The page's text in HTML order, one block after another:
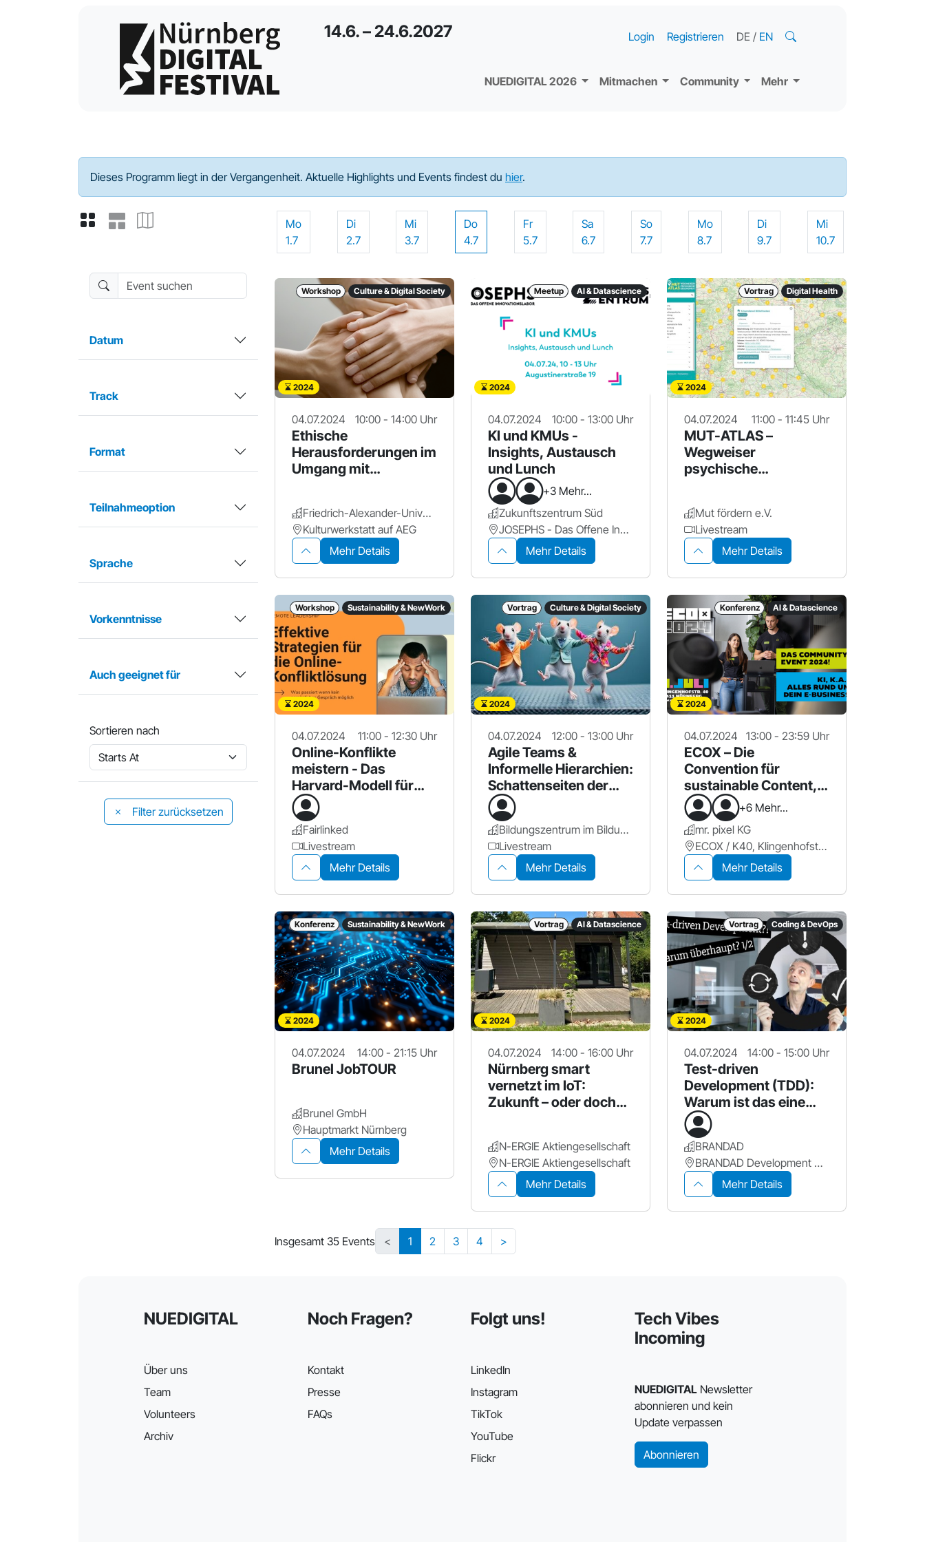
14.6. – 24.6.2027
NUEDIGITAL 2026 Mitmachen Community Mehr
Login Registrieren DE / EN
Programm - 2024
Dieses Programm liegt in der Vergangenheit. Aktuelle Highlights und Events findest du hier.
Event suchen
Datum
Track
Format
Teilnahmeoption
Sprache
Vorkenntnisse
Auch geeignet für
Sortieren nach
Filter zurücksetzen
Mo
1.7
Di
2.7
Mi
3.7
Do
4.7
Fr
5.7
Sa
6.7
So
7.7
Mo
8.7
Di
9.7
Mi
10.7
Workshop Culture & Digital Society
2024
04.07.2024 10:00 - 14:00 Uhr
Ethische
Herausforderungen im
Umgang mit
Friedrich-Alexander-Universität Erlangen-Nürnberg.
Kulturwerkstatt auf AEG
Mehr Details
Meetup AI & Datascience
2024
04.07.2024 10:00 - 13:00 Uhr
KI und KMUs -
Insights, Austausch
und Lunch
+3 Mehr...
Zukunftszentrum Süd
JOSEPHS - Das Offene Innovationslabor
Mehr Details
Vortrag Digital Health
2024
04.07.2024 11:00 - 11:45 Uhr
MUT-ATLAS –
Wegweiser
psychische
Mut fördern e.V.
Livestream
Mehr Details
Workshop Sustainability & NewWork
2024
04.07.2024 11:00 - 12:30 Uhr
Online-Konflikte
meistern - Das
Harvard-Modell für
Remote Leadership
Fairlinked
Livestream
Mehr Details
Vortrag Culture & Digital Society
2024
04.07.2024 12:00 - 13:00 Uhr
Agile Teams &
Informelle Hierarchien:
Schattenseiten der
New Work?
Bildungszentrum im Bildungscampus Nürnberg
Livestream
Mehr Details
Konferenz AI & Datascience
2024
04.07.2024 13:00 - 23:59 Uhr
ECOX – Die
Convention für
sustainable Content,
Commerce und
Community
+6 Mehr...
mr. pixel KG
ECOX / K40, Klingenhofstr. 40
Mehr Details
Konferenz Sustainability & NewWork
2024
04.07.2024 14:00 - 21:15 Uhr
Brunel JobTOUR
Brunel GmbH
Hauptmarkt Nürnberg
Mehr Details
Vortrag AI & Datascience
2024
04.07.2024 14:00 - 16:00 Uhr
Nürnberg smart
vernetzt im IoT:
Zukunft – oder doch
N-ERGIE Aktiengesellschaft
N-ERGIE Aktiengesellschaft
Mehr Details
Vortrag Coding & DevOps
2024
04.07.2024 14:00 - 15:00 Uhr
Test-driven
Development (TDD):
Warum ist das eine
sehr gute Idee ?
BRANDAD
BRANDAD Development GmbH
Mehr Details
Insgesamt 35 Events < 1 2 3 4 >
NUEDIGITAL
Über uns
Team
Volunteers
Archiv
Noch Fragen?
Kontakt
Presse
FAQs
Folgt uns!
LinkedIn
Instagram
TikTok
YouTube
Flickr
Tech Vibes
Incoming
NUEDIGITALNewsletter
abonnieren und kein
Update verpassen
Abonnieren